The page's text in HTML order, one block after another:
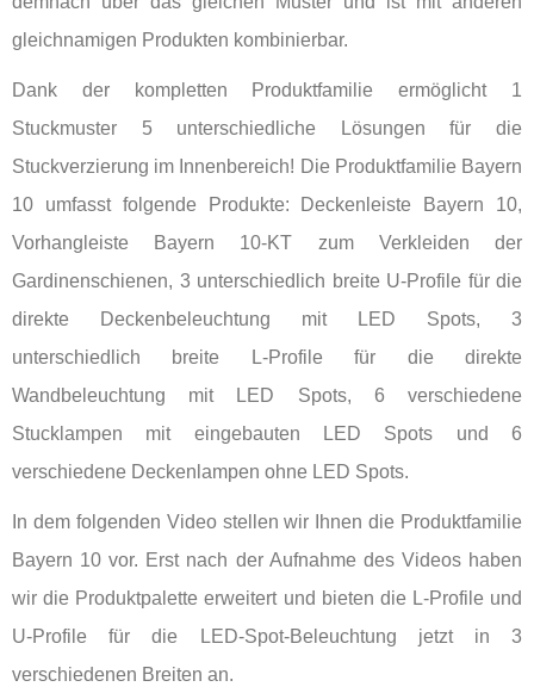
gleichnamigen Produkten kombinierbar.
Dank der kompletten Produktfamilie ermöglicht 1
Stuckmuster 5 unterschiedliche Lösungen für die
Stuckverzierung im Innenbereich! Die Produktfamilie Bayern
10 umfasst folgende Produkte: Deckenleiste Bayern 10,
Vorhangleiste Bayern 10-KT zum Verkleiden der
Gardinenschienen, 3 unterschiedlich breite U-Profile für die
direkte Deckenbeleuchtung mit LED Spots, 3
unterschiedlich breite L-Profile für die direkte
Wandbeleuchtung mit LED Spots, 6 verschiedene
Stucklampen mit eingebauten LED Spots und 6
verschiedene Deckenlampen ohne LED Spots.
In dem folgenden Video stellen wir Ihnen die Produktfamilie
Bayern 10 vor. Erst nach der Aufnahme des Videos haben
wir die Produktpalette erweitert und bieten die L-Profile und
U-Profile für die LED-Spot-Beleuchtung jetzt in 3
verschiedenen Breiten an.